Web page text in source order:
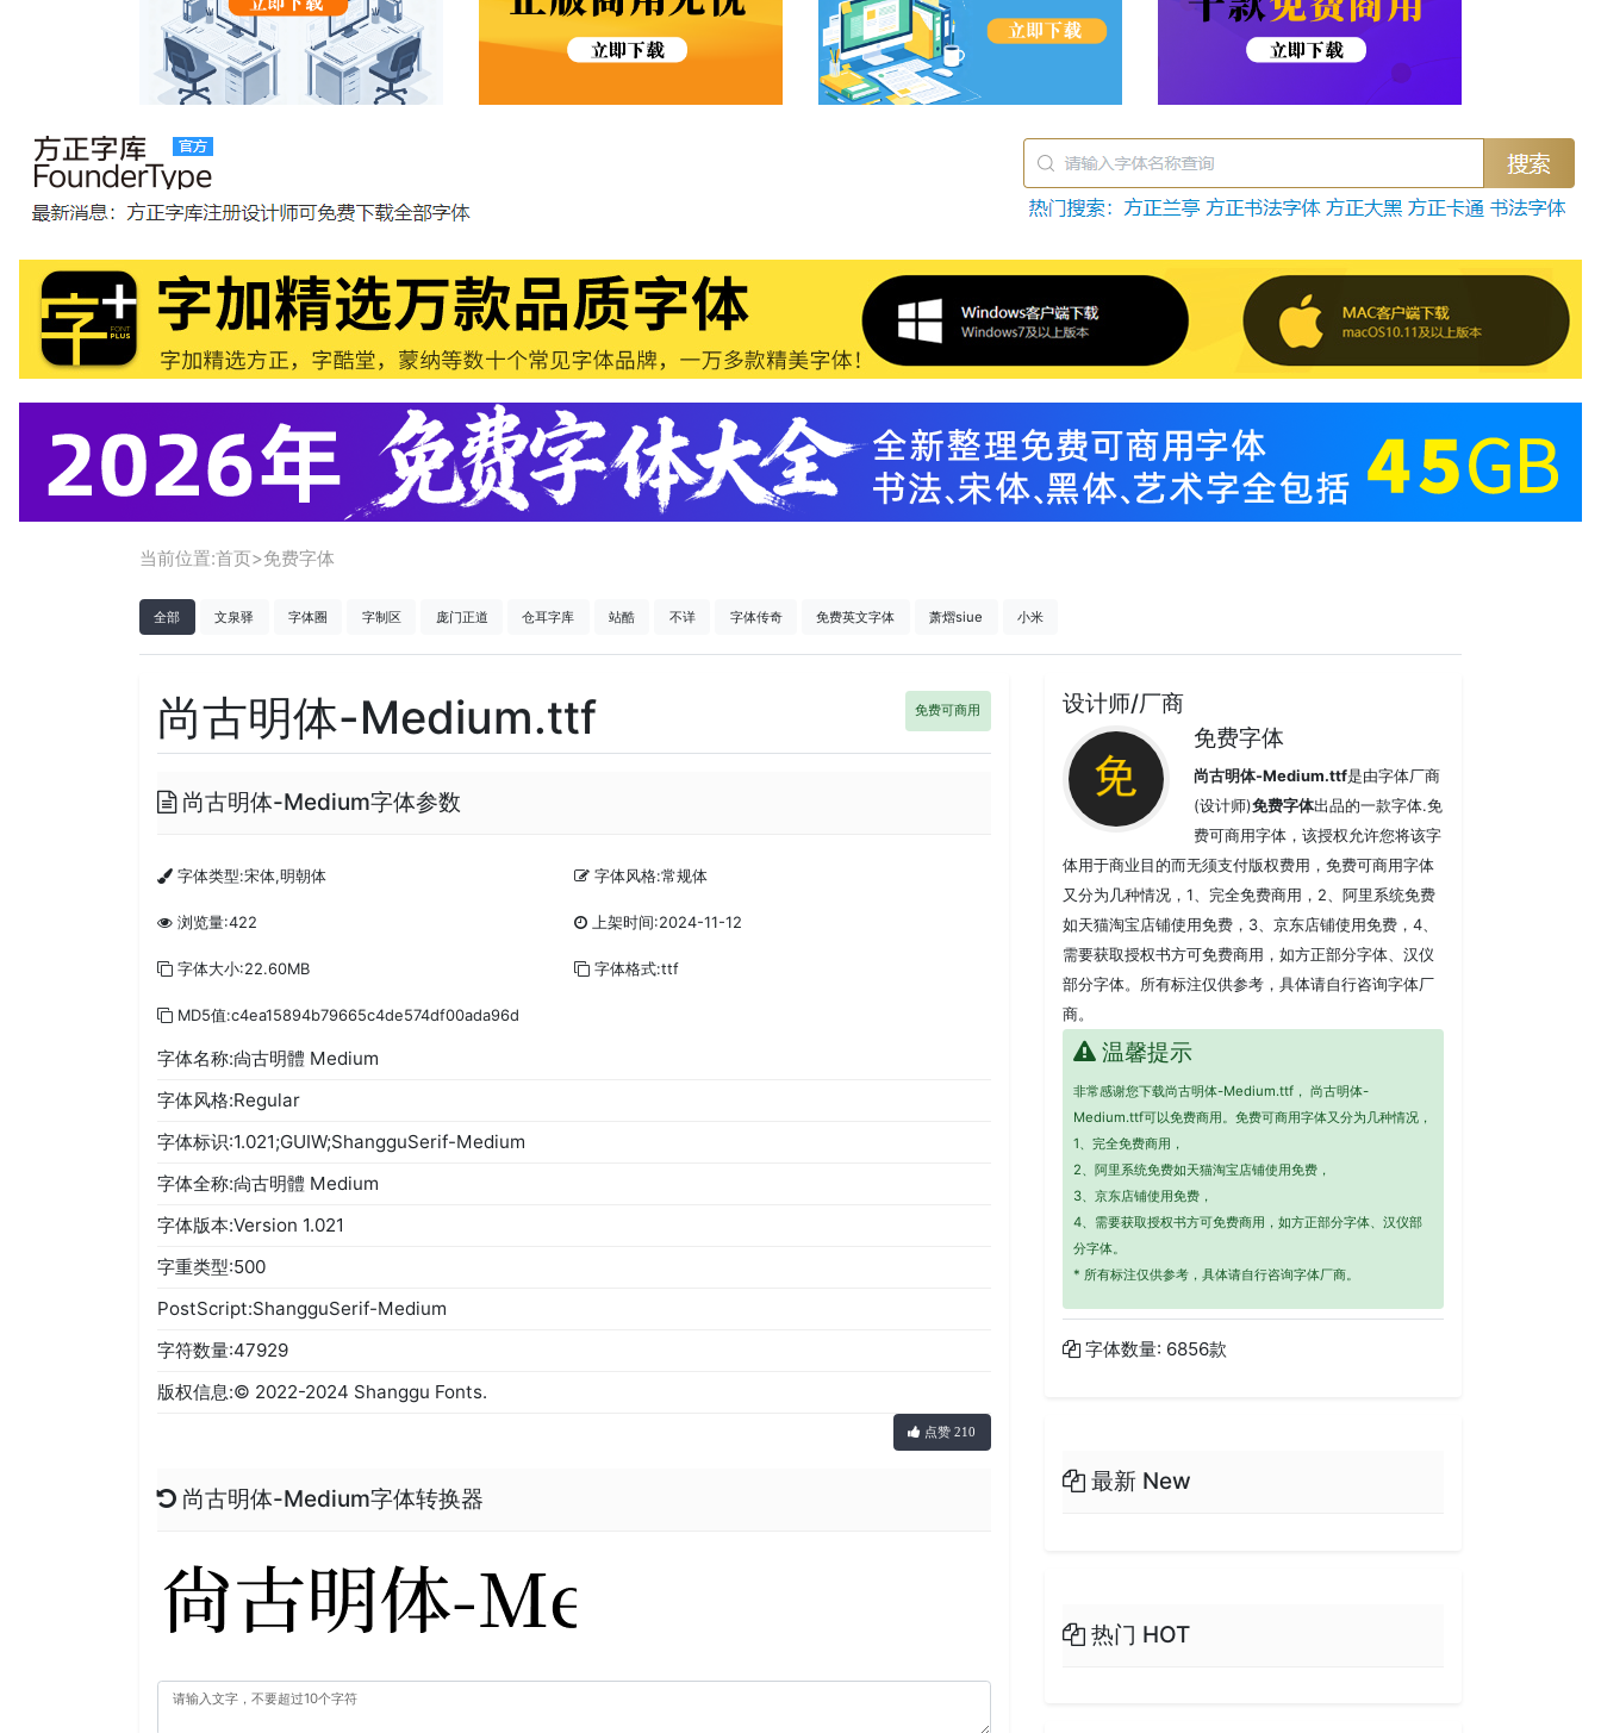
当前位置:首页>免费字体
全部 文泉驿 字体圈 字制区 庞门正道 仓耳字库 站酷 不详 字体传奇 免费英文字体 萧熠siue 小米
尚古明体-Medium.ttf 免费可商用
尚古明体-Medium字体参数
字体类型:宋体,明朝体 字体风格:常规体
浏览量:422 上架时间:2024-11-12
字体大小:22.60MB 字体格式:ttf
MD5值:c4ea15894b79665c4de574df00ada96d
字体名称:尙古明體 Medium
字体风格:Regular
字体标识:1.021;GUIW;ShangguSerif-Medium
字体全称:尙古明體 Medium
字体版本:Version 1.021
字重类型:500
PostScript:ShangguSerif-Medium
字符数量:47929
版权信息:© 2022-2024 Shanggu Fonts.
点赞 210
尚古明体-Medium字体转换器
设计师/厂商
免费字体
尚古明体-Medium.ttf是由字体厂商
(设计师)免费字体出品的一款字体.免
费可商用字体，该授权允许您将该字
体用于商业目的而无须支付版权费用，免费可商用字体
又分为几种情况，1、完全免费商用，2、阿里系统免费
如天猫淘宝店铺使用免费，3、京东店铺使用免费，4、
需要获取授权书方可免费商用，如方正部分字体、汉仪
部分字体。所有标注仅供参考，具体请自行咨询字体厂
商。
温馨提示
非常感谢您下载尚古明体-Medium.ttf， 尚古明体-
Medium.ttf可以免费商用。免费可商用字体又分为几种情况，
1、完全免费商用，
2、阿里系统免费如天猫淘宝店铺使用免费，
3、京东店铺使用免费，
4、需要获取授权书方可免费商用，如方正部分字体、汉仪部
分字体。
* 所有标注仅供参考，具体请自行咨询字体厂商。
字体数量: 6856款
最新 New
热门 HOT